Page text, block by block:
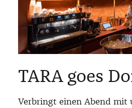
TARA goes
Verbringt einen Abend mit